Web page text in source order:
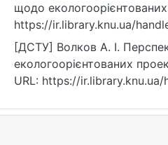
щодо
https://ir.library.knu.ua/
[ДСТУ] Волков А. І.
екологоорієнтованих
URL: https://